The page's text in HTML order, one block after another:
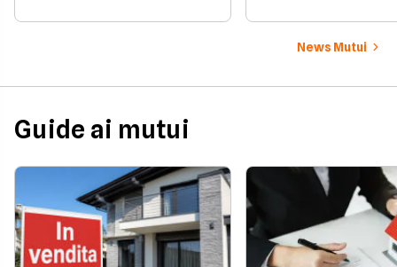
News Mutui
Guide ai mutui